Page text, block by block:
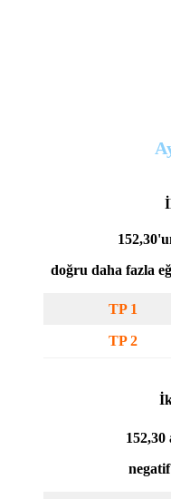
doğru daha fazla
TP 1
TP 2
152,30